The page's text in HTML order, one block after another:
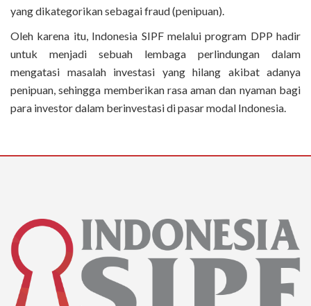
yang dikategorikan sebagai fraud (penipuan).
Oleh karena itu, Indonesia SIPF melalui program DPP hadir
untuk menjadi sebuah lembaga perlindungan dalam
mengatasi masalah investasi yang hilang akibat adanya
penipuan, sehingga memberikan rasa aman dan nyaman bagi
para investor dalam berinvestasi di pasar modal Indonesia.